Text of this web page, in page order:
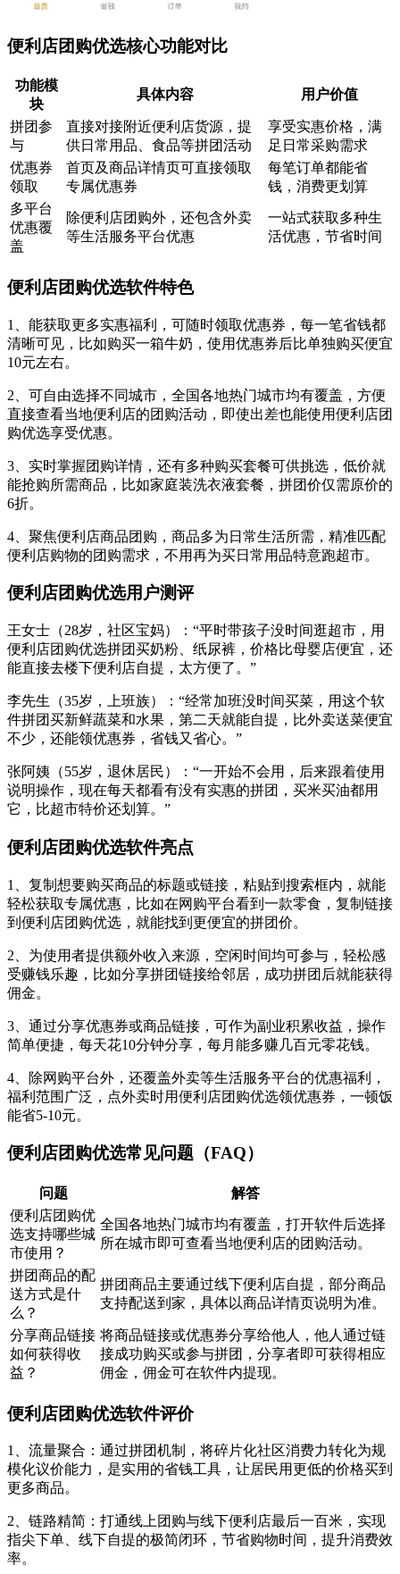
便利店团购优选核心功能对比
功能模
块
具体内容 用户价值
拼团参
与
直接对接附近便利店货源，提
供日常用品、食品等拼团活动
享受实惠价格，满
足日常采购需求
优惠券
领取
首页及商品详情页可直接领取
专属优惠券
每笔订单都能省
钱，消费更划算
多平台
优惠覆
盖
除便利店团购外，还包含外卖
等生活服务平台优惠
一站式获取多种生
活优惠，节省时间
便利店团购优选软件特色
1、能获取更多实惠福利，可随时领取优惠券，每一笔省钱都
清晰可见，比如购买一箱牛奶，使用优惠券后比单独购买便宜
10元左右。
2、可自由选择不同城市，全国各地热门城市均有覆盖，方便
直接查看当地便利店的团购活动，即使出差也能使用便利店团
购优选享受优惠。
3、实时掌握团购详情，还有多种购买套餐可供挑选，低价就
能抢购所需商品，比如家庭装洗衣液套餐，拼团价仅需原价的
6折。
4、聚焦便利店商品团购，商品多为日常生活所需，精准匹配
便利店购物的团购需求，不用再为买日常用品特意跑超市。
便利店团购优选用户测评
王女士（28岁，社区宝妈）：“平时带孩子没时间逛超市，用
便利店团购优选拼团买奶粉、纸尿裤，价格比母婴店便宜，还
能直接去楼下便利店自提，太方便了。”
李先生（35岁，上班族）：“经常加班没时间买菜，用这个软
件拼团买新鲜蔬菜和水果，第二天就能自提，比外卖送菜便宜
不少，还能领优惠券，省钱又省心。”
张阿姨（55岁，退休居民）：“一开始不会用，后来跟着使用
说明操作，现在每天都看有没有实惠的拼团，买米买油都用
它，比超市特价还划算。”
便利店团购优选软件亮点
1、复制想要购买商品的标题或链接，粘贴到搜索框内，就能
轻松获取专属优惠，比如在网购平台看到一款零食，复制链接
到便利店团购优选，就能找到更便宜的拼团价。
2、为使用者提供额外收入来源，空闲时间均可参与，轻松感
受赚钱乐趣，比如分享拼团链接给邻居，成功拼团后就能获得
佣金。
3、通过分享优惠券或商品链接，可作为副业积累收益，操作
简单便捷，每天花10分钟分享，每月能多赚几百元零花钱。
4、除网购平台外，还覆盖外卖等生活服务平台的优惠福利，
福利范围广泛，点外卖时用便利店团购优选领优惠券，一顿饭
能省5-10元。
便利店团购优选常见问题（FAQ）
问题
解答
便利店团购优
选支持哪些城
市使用？
全国各地热门城市均有覆盖，打开软件后选择
所在城市即可查看当地便利店的团购活动。
拼团商品的配
送方式是什
么？
拼团商品主要通过线下便利店自提，部分商品
支持配送到家，具体以商品详情页说明为准。
分享商品链接
如何获得收
益？
将商品链接或优惠券分享给他人，他人通过链
接成功购买或参与拼团，分享者即可获得相应
佣金，佣金可在软件内提现。
便利店团购优选软件评价
1、流量聚合：通过拼团机制，将碎片化社区消费力转化为规
模化议价能力，是实用的省钱工具，让居民用更低的价格买到
更多商品。
2、链路精简：打通线上团购与线下便利店最后一百米，实现
指尖下单、线下自提的极简闭环，节省购物时间，提升消费效
率。